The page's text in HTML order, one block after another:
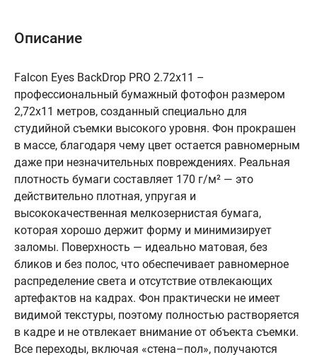
Описание
Falcon Eyes BackDrop PRO 2.72x11 –
профессиональный бумажный фотофон размером
2,72х11 метров, созданный специально для
студийной съемки высокого уровня. Фон прокрашен
в массе, благодаря чему цвет остается равномерным
даже при незначительных повреждениях. Реальная
плотность бумаги составляет 170 г/м² — это
действительно плотная, упругая и
высококачественная мелкозернистая бумага,
которая хорошо держит форму и минимизирует
заломы. Поверхность — идеально матовая, без
бликов и без полос, что обеспечивает равномерное
распределение света и отсутствие отвлекающих
артефактов на кадрах. Фон практически не имеет
видимой текстуры, поэтому полностью растворяется
в кадре и не отвлекает внимание от объекта съемки.
Все переходы, включая «стена–пол», получаются